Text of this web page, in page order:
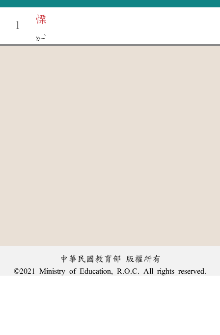
1
慄
ㄌㄧ
ˋ
中華民國教育部 版權所有
©2021 Ministry of Education, R.O.C. All rights reserved.